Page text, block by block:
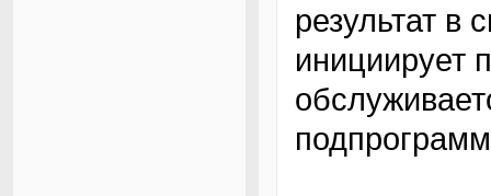
результат в
инициирует